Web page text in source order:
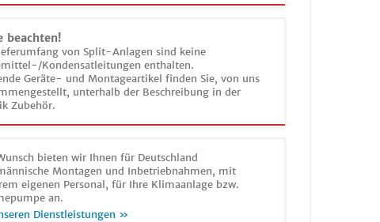
beachten!
von Split-Anlagen sind keine
Kondensatleitungen enthalten.
Geräte- und Montageartikel finden Sie, von uns
unterhalb der Beschreibung in der
Zubehör.
bieten wir Ihnen für Deutschland
Montagen und Inbetriebnahmen, mit
eigenen Personal, für Ihre Klimaanlage bzw.
an.
Dienstleistungen »